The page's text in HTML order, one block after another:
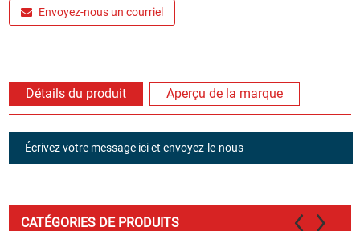
Envoyez-nous un courriel
Détails du produit Aperçu de la marque
Écrivez votre message ici et envoyez-le-nous
CATÉGORIES DE PRODUITS